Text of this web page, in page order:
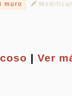
muro
coso |Ver